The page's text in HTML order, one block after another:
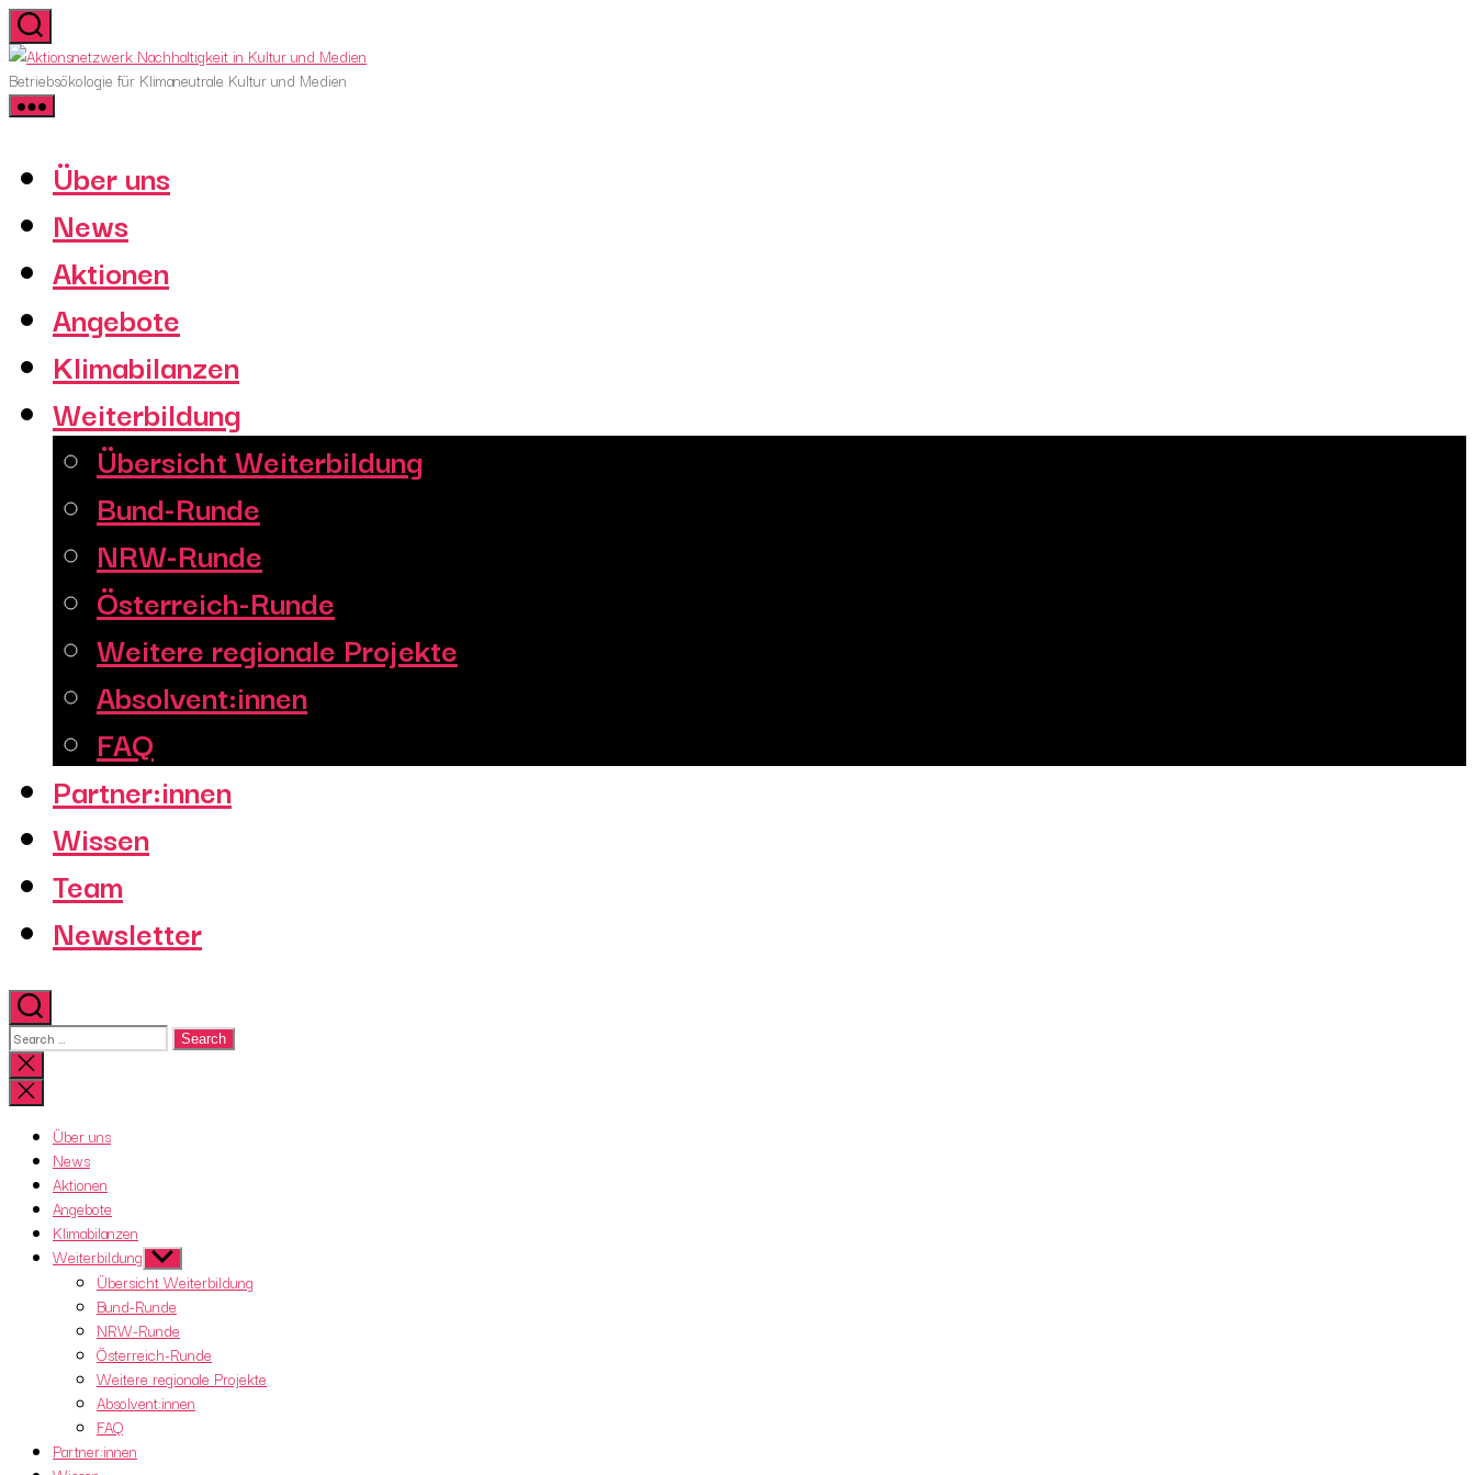
Skip
to
the
content
Betriebsökologie für Klimaneutrale Kultur und Medien
Über uns
News
Aktionen
Angebote
Klimabilanzen
Weiterbildung
Übersicht Weiterbildung
Bund-Runde
NRW-Runde
Österreich-Runde
Weitere regionale Projekte
Absolvent:innen
FAQ
Partner:innen
Wissen
Team
Newsletter
Search
for:Close
search
Über uns
News
Aktionen
Angebote
Klimabilanzen
Weiterbildung Show
sub
menu
Übersicht Weiterbildung
Bund-Runde
NRW-Runde
Österreich-Runde
Weitere regionale Projekte
Absolvent:innen
FAQ
Partner:innen